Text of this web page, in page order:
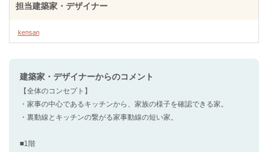
担当建築家・デザイナー
kensan
建築家・デザイナーからのコメント
【全体のコンセプト】
・家事の中心であるキッチンから、家族の様子を確認できる家。
・裏動線とキッチンの繋がる家事動線の短い家。
■1階